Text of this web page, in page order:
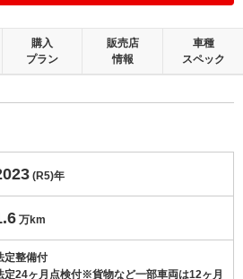
あっても目立たない、良好な状態です。
購入
プラン
販売店
情報
車種
スペック
(R5)年
万km
定整備付
定24ヶ月点検付※貨物など一部車両は12ヶ月